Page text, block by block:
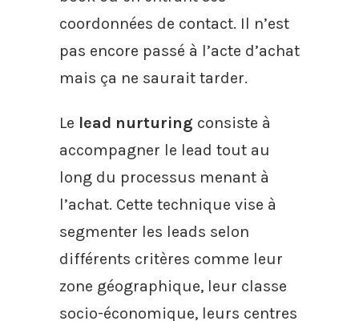
coordonnées de contact. Il n’est
pas encore passé à l’acte d’achat
mais ça ne saurait tarder.
Le lead nurturing consiste à
accompagner le lead tout au
long du processus menant à
l’achat. Cette technique vise à
segmenter les leads selon
différents critères comme leur
zone géographique, leur classe
socio-économique, leurs centres